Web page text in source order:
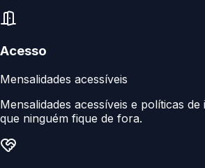
Acesso
Mensalidades acessíveis
Mensalidades acessíveis e políticas
que ninguém fique de fora.